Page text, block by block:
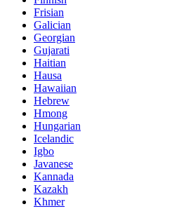
Frisian
Galician
Georgian
Gujarati
Haitian
Hausa
Hawaiian
Hebrew
Hmong
Hungarian
Icelandic
Igbo
Javanese
Kannada
Kazakh
Khmer